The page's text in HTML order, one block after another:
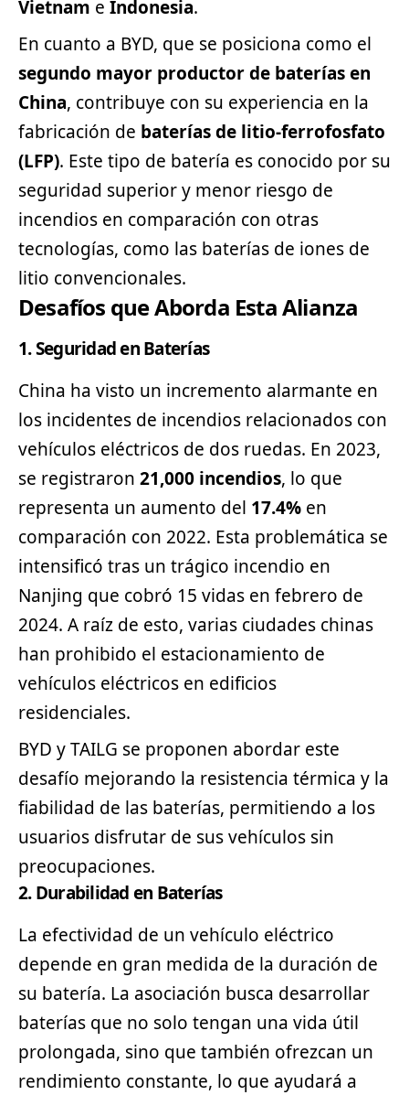
Vietnam e Indonesia.
En cuanto a BYD, que se posiciona como el
segundo mayor productor de baterías en
China, contribuye con su experiencia en la
fabricación de baterías de litio-ferrofosfato
(LFP). Este tipo de batería es conocido por su
seguridad superior y menor riesgo de
incendios en comparación con otras
tecnologías, como las baterías de iones de
litio convencionales.
Desafíos que Aborda Esta Alianza
1.Seguridad en Baterías
China ha visto un incremento alarmante en
los incidentes de incendios relacionados con
vehículos eléctricos de dos ruedas. En 2023,
se registraron 21,000 incendios, lo que
representa un aumento del 17.4% en
comparación con 2022. Esta problemática se
intensificó tras un trágico incendio en
Nanjing que cobró 15 vidas en febrero de
2024. A raíz de esto, varias ciudades chinas
han prohibido el estacionamiento de
vehículos eléctricos en edificios
residenciales.
BYD y TAILG se proponen abordar este
desafío mejorando la resistencia térmica y la
fiabilidad de las baterías, permitiendo a los
usuarios disfrutar de sus vehículos sin
preocupaciones.
2.Durabilidad en Baterías
La efectividad de un vehículo eléctrico
depende en gran medida de la duración de
su batería. La asociación busca desarrollar
baterías que no solo tengan una vida útil
prolongada, sino que también ofrezcan un
rendimiento constante, lo que ayudará a